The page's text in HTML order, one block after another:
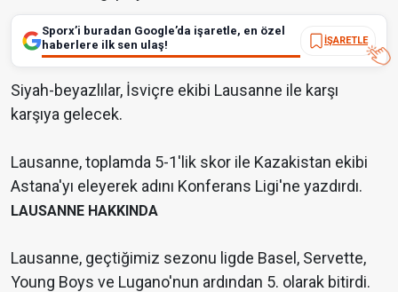
Sporx’i buradan Google’da işaretle, en özel
haberlere ilk sen ulaş!
İŞARETLE
Siyah-beyazlılar, İsviçre ekibi Lausanne ile karşı
karşıya gelecek.
Lausanne, toplamda 5-1'lik skor ile Kazakistan ekibi
Astana'yı eleyerek adını Konferans Ligi'ne yazdırdı.
LAUSANNE HAKKINDA
Lausanne, geçtiğimiz sezonu ligde Basel, Servette,
Young Boys ve Lugano'nun ardından 5. olarak bitirdi.